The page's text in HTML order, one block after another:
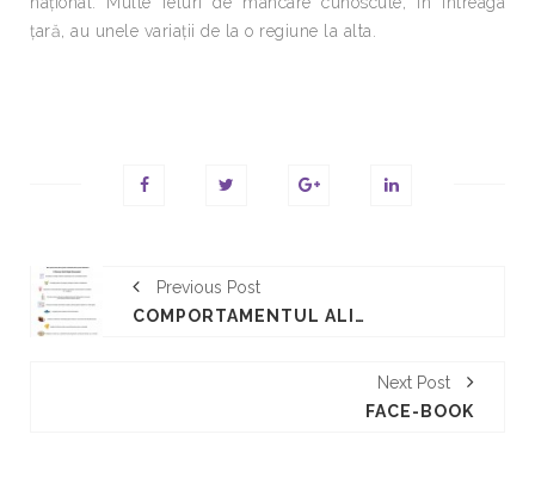
țară, au unele variații de la o regiune la alta.
Previous Post
COMPORTAMENTUL ALIMENTAR
Next Post
FACE-BOOK